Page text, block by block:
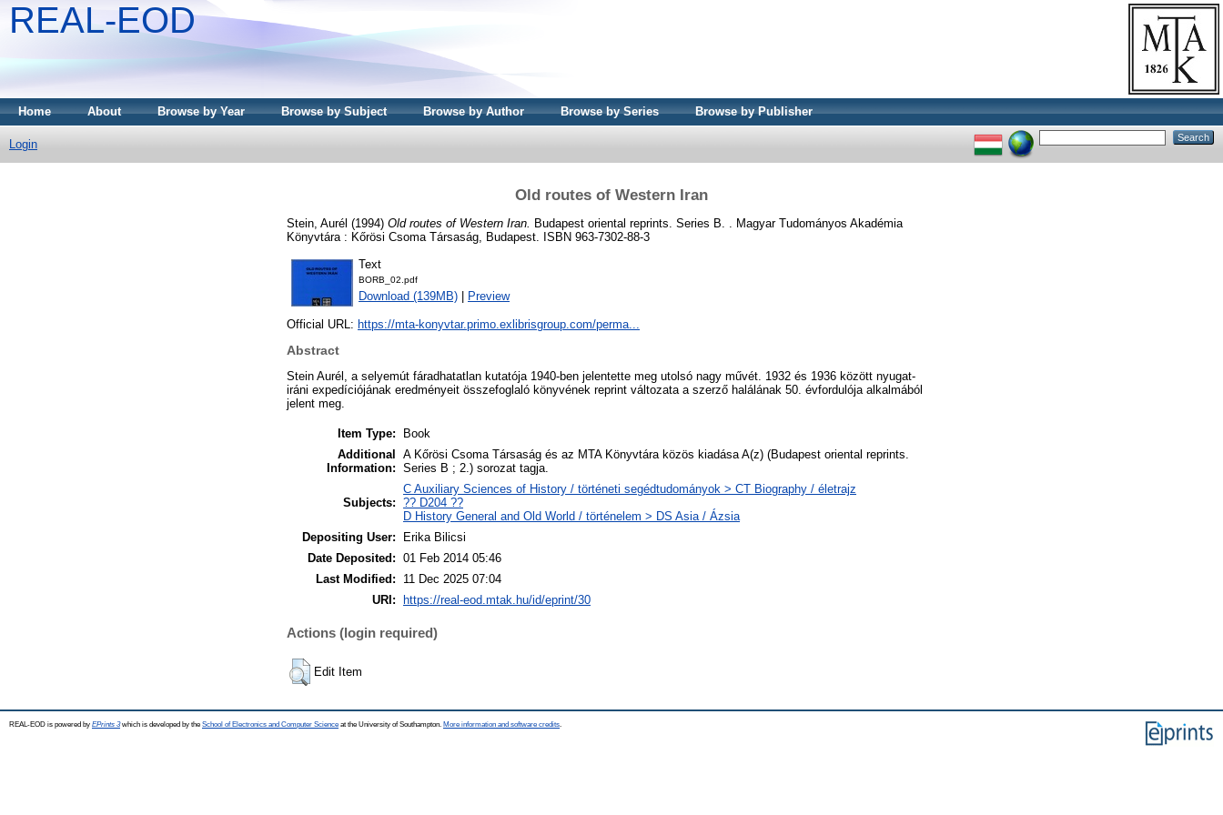
REAL-EOD
Home About Browse by Year Browse by Subject Browse by Author Browse by Series Browse by Publisher
Login
Old routes of Western Iran
Stein, Aurél (1994) Old routes of Western Iran. Budapest oriental reprints. Series B. . Magyar Tudományos Akadémia
Könyvtára : Kőrösi Csoma Társaság, Budapest. ISBN 963-7302-88-3
Text
BORB_02.pdf
Download (139MB) Preview
Official URL: https://mta-konyvtar.primo.exlibrisgroup.com/perma...
Abstract
Stein Aurél, a selyemút fáradhatatlan kutatója 1940-ben jelentette meg utolsó nagy művét. 1932 és 1936 között nyugat-
iráni expedíciójának eredményeit összefoglaló könyvének reprint változata a szerző halálának 50. évfordulója alkalmából
jelent meg.
Item Type:
Book
Additional
Information:
A Kőrösi Csoma Társaság és az MTA Könyvtára közös kiadása A(z) (Budapest oriental reprints.
Series B ; 2.) sorozat tagja.
Subjects:
C Auxiliary Sciences of History / történeti segédtudományok > CT Biography / életrajz
?? D204 ??
D History General and Old World / történelem > DS Asia / Ázsia
Depositing User:
Erika Bilicsi
Date Deposited: 01 Feb 2014 05:46
Last Modified:
11 Dec 2025 07:04
URI:
https://real-eod.mtak.hu/id/eprint/30
Actions (login required)
Edit Item
REAL-EOD is powered by EPrints 3which is developed by the School of Electronics and Computer Science at the University of Southampton. More information and software credits